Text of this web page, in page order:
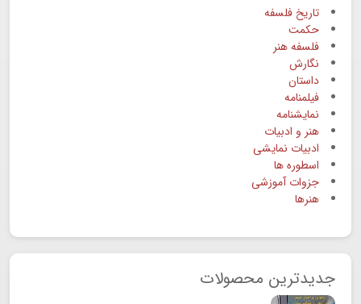
تاریخ فلسفه
حکمت
فلسفه هنر
نگارش
داستان
فیلمنامه
نمایشنامه
هنر و ادبیات
ادبیات نمایشی
اسطوره ها
جزوات آموزشی
هنرها
جدیدترین محصولات